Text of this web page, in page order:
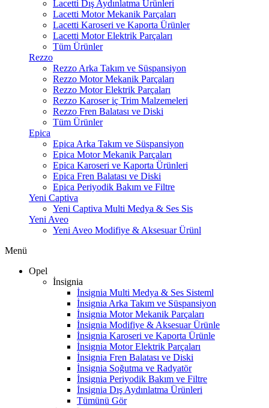
Lacetti Dış Aydınlatma Ürünleri
Lacetti Motor Mekanik Parçaları
Lacetti Karoseri ve Kaporta Ürünler
Lacetti Motor Elektrik Parçaları
Tüm Ürünler
Rezzo
Rezzo Arka Takım ve Süspansiyon
Rezzo Motor Mekanik Parçaları
Rezzo Motor Elektrik Parçaları
Rezzo Karoser iç Trim Malzemeleri
Rezzo Fren Balatası ve Diski
Tüm Ürünler
Epica
Epica Arka Takım ve Süspansiyon
Epica Motor Mekanik Parçaları
Epica Karoseri ve Kaporta Ürünleri
Epica Fren Balatası ve Diski
Epica Periyodik Bakım ve Filtre
Yeni Captiva
Yeni Captiva Multi Medya & Ses Sis
Yeni Aveo
Yeni Aveo Modifiye & Aksesuar Ürünl
Menü
Opel
İnsignia
İnsignia Multi Medya & Ses Sisteml
İnsignia Arka Takım ve Süspansiyon
İnsignia Motor Mekanik Parçaları
İnsignia Modifiye & Aksesuar Ürünle
İnsignia Karoseri ve Kaporta Ürünle
İnsignia Motor Elektrik Parçaları
İnsignia Fren Balatası ve Diski
İnsignia Soğutma ve Radyatör
İnsignia Periyodik Bakım ve Filtre
İnsignia Dış Aydınlatma Ürünleri
Tümünü Gör